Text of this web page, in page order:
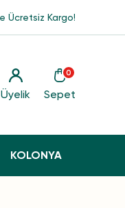
Üyelik
0
Sepet
KOLONYA
Ücretsiz Kargo!